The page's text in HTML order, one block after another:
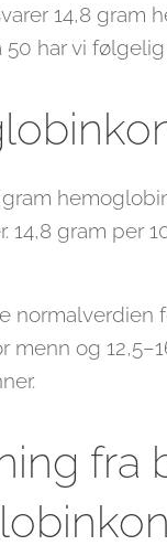
14,8 gram
har vi
14,8 gram per
normalverdien
menn og
fra